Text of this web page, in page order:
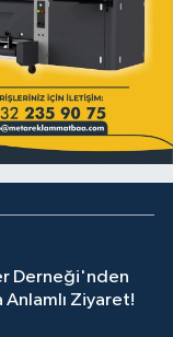
Derneği'nden
Ziyaret!